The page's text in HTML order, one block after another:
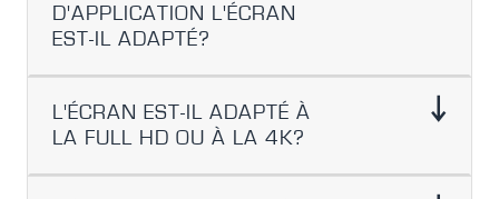
D'APPLICATION L'ÉCRAN
EST-IL ADAPTÉ?
L'ÉCRAN EST-IL ADAPTÉ À
LA FULL HD OU À LA 4K?